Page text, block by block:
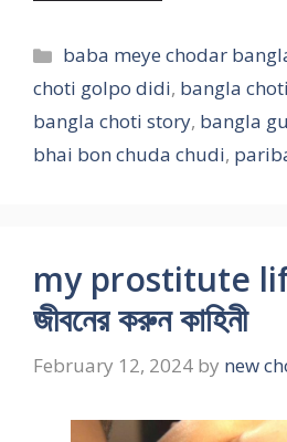
Categories
baba meye chodar
choti golpo didi, bangla
bangla choti story, bangla
bhai bon chuda chudi,
my prostitute life
জীবনের করুন কাহিনী
February 12, 2024 by new